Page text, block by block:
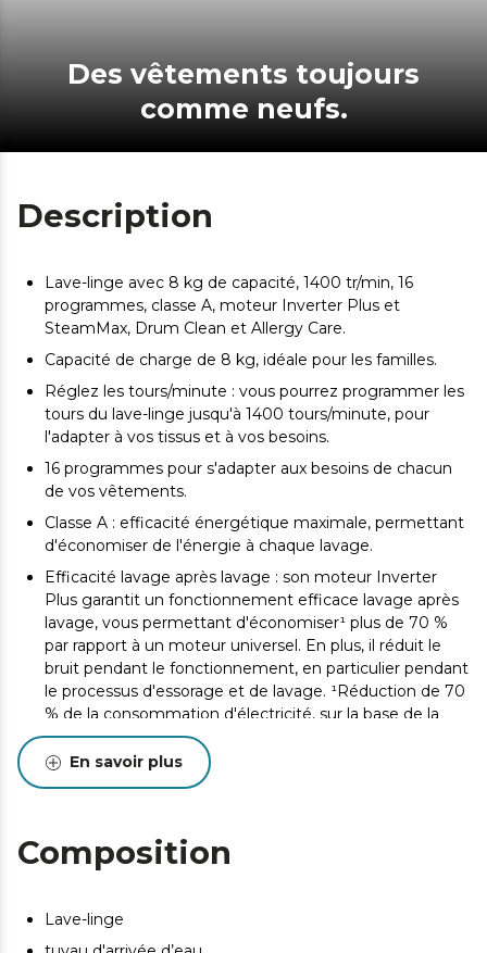
Des vêtements toujours
comme neufs.
Description
Lave-linge avec 8 kg de capacité, 1400 tr/min, 16
programmes, classe A, moteur Inverter Plus et
SteamMax, Drum Clean et Allergy Care.
Capacité de charge de 8 kg, idéale pour les familles.
Réglez les tours/minute : vous pourrez programmer les
tours du lave-linge jusqu'à 1400 tours/minute, pour
l'adapter à vos tissus et à vos besoins.
16 programmes pour s'adapter aux besoins de chacun
de vos vêtements.
Classe A : efficacité énergétique maximale, permettant
d'économiser de l'énergie à chaque lavage.
Efficacité lavage après lavage : son moteur Inverter
Plus garantit un fonctionnement efficace lavage après
lavage, vous permettant d'économiser¹ plus de 70 %
par rapport à un moteur universel. En plus, il réduit le
bruit pendant le fonctionnement, en particulier pendant
le processus d'essorage et de lavage. ¹Réduction de 70
% de la consommation d'électricité, sur la base de la
comparaison de l'étiquette énergétique des modèles
Bolero DressCode avec moteur Inverter face aux
modèles Bolero DressCode sans moteur Inverter.
afin de pénétrer efficacement dans chaque vêtement
pour le stériliser et éliminer les taches et les odeurs.
pour éviter l'accumulation de bactéries. Tambour
En savoir plus
Composition
Lave-linge